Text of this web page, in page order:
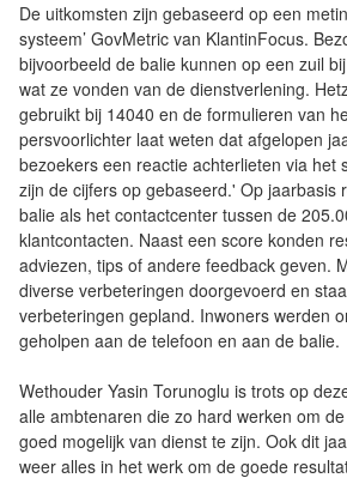
De uitkomsten zijn gebaseerd op een
systeem’ GovMetric van KlantinFocus.
bijvoorbeeld de balie kunnen op een zuil
wat ze vonden van de dienstverlening.
gebruikt bij 14040 en de formulieren van
persvoorlichter laat weten dat afgelopen
bezoekers een reactie achterlieten via het
zijn de cijfers op gebaseerd.' Op jaarbasis
balie als het contactcenter tussen de
klantcontacten. Naast een score konden
adviezen, tips of andere feedback geven.
diverse verbeteringen doorgevoerd en
verbeteringen gepland. Inwoners werden
geholpen aan de telefoon en aan de balie.
Wethouder Yasin Torunoglu is trots op
alle ambtenaren die zo hard werken om
goed mogelijk van dienst te zijn. Ook dit
weer alles in het werk om de goede